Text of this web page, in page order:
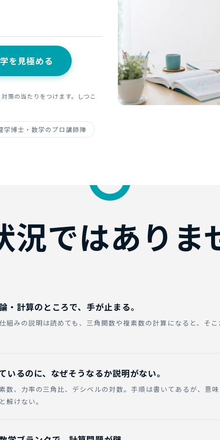
を見極める
策の当たりをつけます。しつこ
学博士・数学のプロ講師陣
況ではありま
・計算のところで、手が止まる。
組みの説明は読めても、三角関数や複素数の計算になると、そ
いるのに、なぜそうなるか説明がない。
数、力率の三角比、デシベルの対数。手順は書いてあるが、意
解けない。